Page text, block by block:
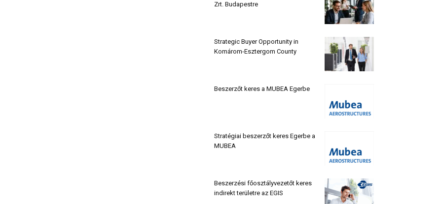
Zrt. Budapestre
Strategic Buyer Opportunity in
Komárom-Esztergom County
Beszerzőt keres a MUBEA Egerbe
Stratégiai beszerzőt keres Egerbe a
MUBEA
Beszerzési főosztályvezetőt keres
indirekt területre az EGIS